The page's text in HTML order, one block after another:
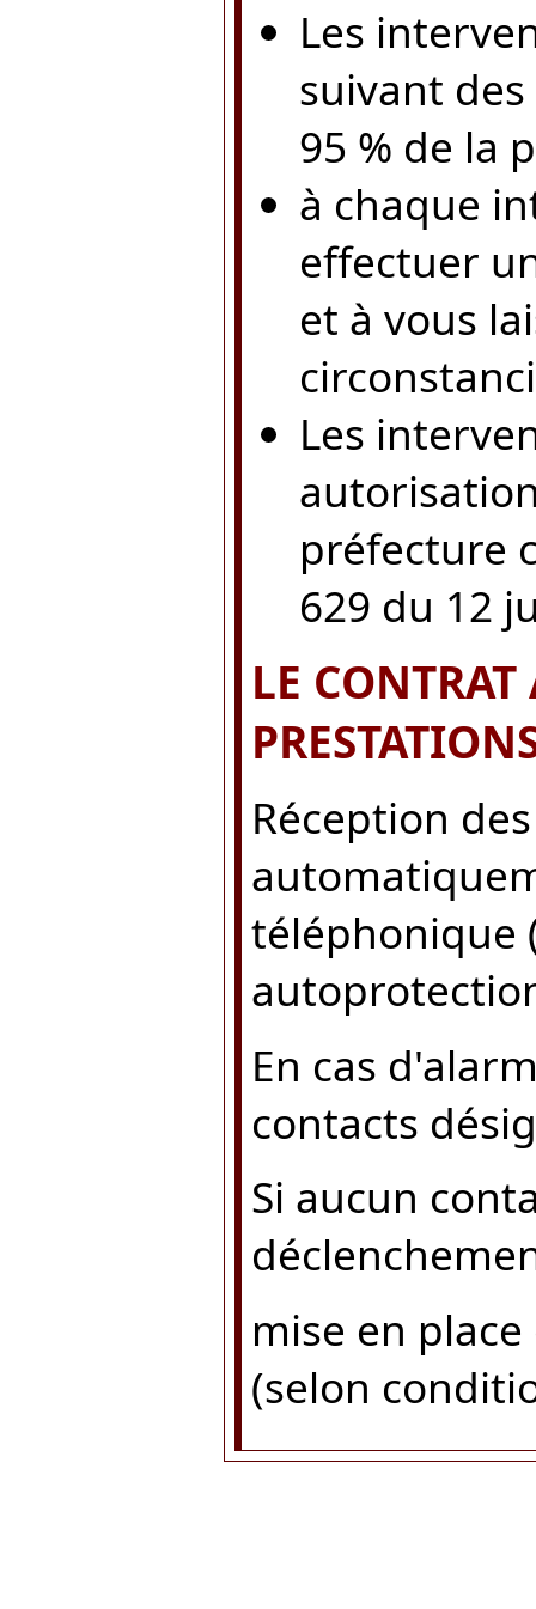
Les
suivant
95 % de la
à chaque
effectuer
et à vous
Les
préfecture
629 du 12
LE
Réception
téléphonique
En cas
contacts
Si aucun
mise en
(selon